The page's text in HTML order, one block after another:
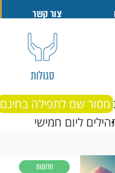
צור קשר
סגולות
מסור שם לתפילה בחינם
ליום חמישי
חלומות